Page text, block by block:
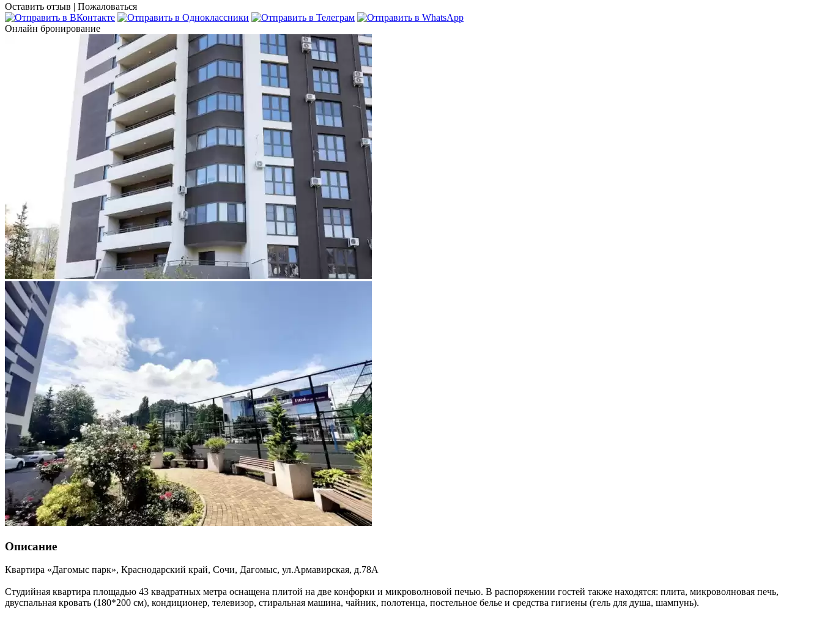
Оставить отзыв | Пожаловаться
Онлайн бронирование
Описание
Квартира «Дагомыс парк», Краснодарский край, Сочи, Дагомыс, ул.Армавирская, д.78А
Студийная квартира площадью 43 квадратных метра оснащена плитой на две конфорки и микроволновой печью. В распоряжении гостей также находятся: плита, микроволновая печь,
двуспальная кровать (180*200 см), кондиционер, телевизор, стиральная машина, чайник, полотенца, постельное белье и средства гигиены (гель для душа, шампунь).